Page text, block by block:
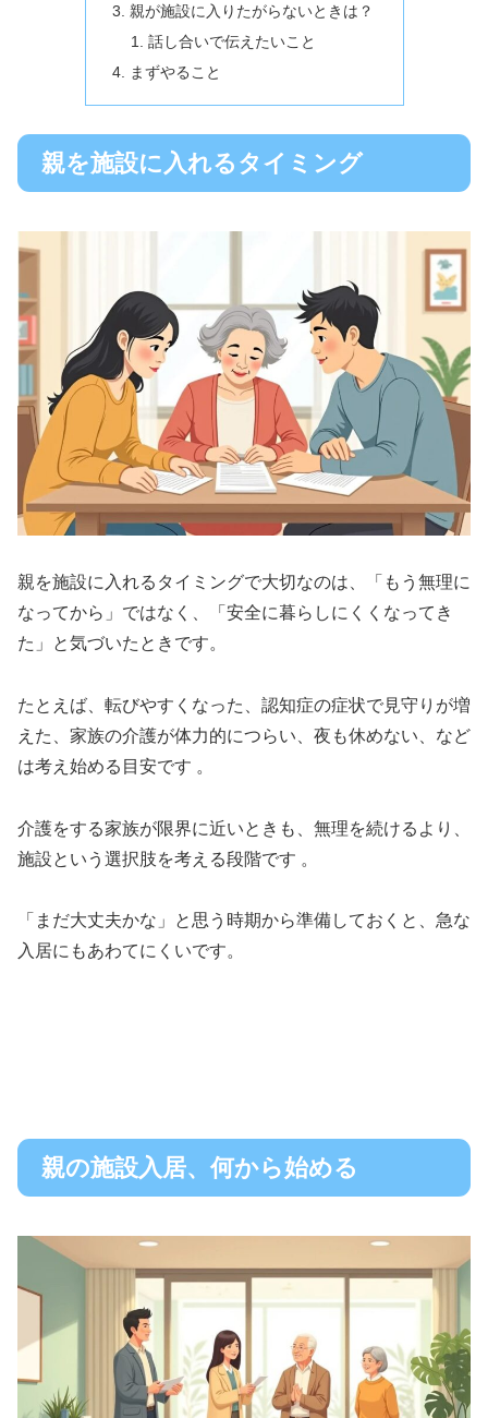
親が施設に入りたがらないときは？
話し合いで伝えたいこと
まずやること
親を施設に入れるタイミング
親を施設に入れるタイミングで大切なのは、「もう無理に
なってから」ではなく、「安全に暮らしにくくなってき
た」と気づいたときです。
たとえば、転びやすくなった、認知症の症状で見守りが増
えた、家族の介護が体力的につらい、夜も休めない、など
は考え始める目安です 。
介護をする家族が限界に近いときも、無理を続けるより、
施設という選択肢を考える段階です 。
「まだ大丈夫かな」と思う時期から準備しておくと、急な
入居にもあわてにくいです。
親の施設入居、何から始める